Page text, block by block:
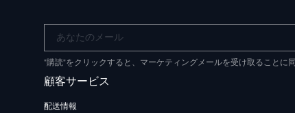
あなたのメール
"購読"をクリックすると、マーケティングメールを受け取ることに
顧客サービス
配送情報